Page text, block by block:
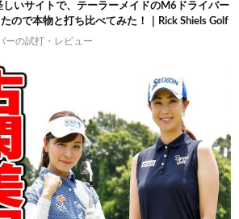
しいサイトで、テーラーメイドのM6ドライバー
ので本物と打ち比べてみた！｜Rick Shiels Golf
ーの試打・レビュー